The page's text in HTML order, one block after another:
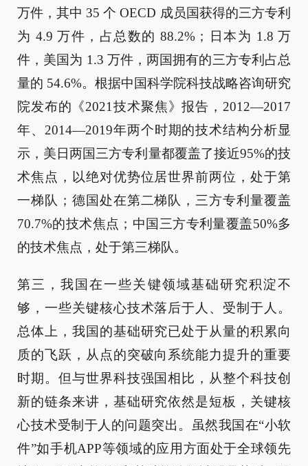
万件，其中 35 个 OECD 成员国获得的三方专利
为 4.9 万件，占总数的 88.2%；日本为 1.8 万
件，美国为 1.3 万件，两国拥有的三方专利占总
量的 54.6%。根据中国科学院科技战略咨询研究
院发布的《2021技术聚焦》报告，2012—2017
年、2014—2019年两个时期的技术结构分析显
示，美日两国三方专利量都覆盖了接近95%的技
术焦点，以绝对优势位居世界前两位，处于第
一梯队；德国处在第二梯队，三方专利量覆盖
70.7%的技术焦点；中国三方专利量覆盖50%多
的技术焦点，处于第三梯队。
第三，我国在一些关键领域基础研究积淀不
够，一些关键核心技术落后于人、受制于人。
总体上，我国的基础研究已处于从量的积累向
质的飞跃，从点的突破向系统能力提升的重要
时期。但与世界科技强国相比，从整个科技创
新的链条来讲，基础研究依然是短板，关键核
心技术受制于人的问题突出。虽然我国在“小软
件”如手机APP等领域的应用方面处于全球领先